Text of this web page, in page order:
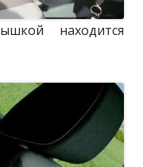
находится